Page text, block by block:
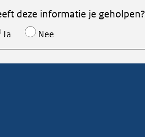
deze informatie je geholpen?
Ja Nee